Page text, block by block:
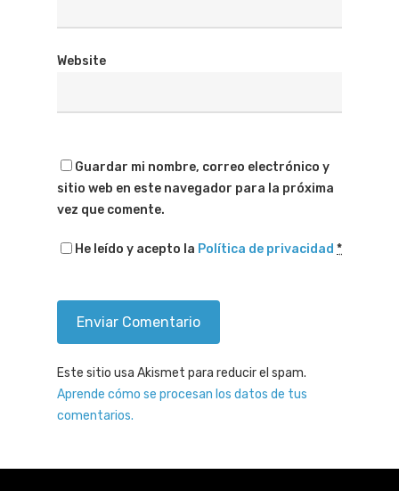
Website
Guardar mi nombre, correo electrónico y
sitio web en este navegador para la próxima
vez que comente.
He leído y acepto la Política de privacidad *
Este sitio usa Akismet para reducir el spam.
Aprende cómo se procesan los datos de tus
comentarios.